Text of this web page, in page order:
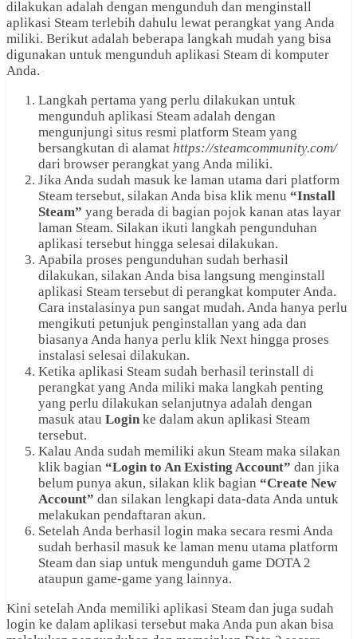
dilakukan adalah dengan mengunduh dan menginstall
aplikasi Steam terlebih dahulu lewat perangkat yang Anda
miliki. Berikut adalah beberapa langkah mudah yang bisa
digunakan untuk mengunduh aplikasi Steam di komputer
Anda.
Langkah pertama yang perlu dilakukan untuk
mengunduh aplikasi Steam adalah dengan
mengunjungi situs resmi platform Steam yang
bersangkutan di alamat https://steamcommunity.com/
dari browser perangkat yang Anda miliki.
Jika Anda sudah masuk ke laman utama dari platform
Steam tersebut, silakan Anda bisa klik menu “Install
Steam” yang berada di bagian pojok kanan atas layar
laman Steam. Silakan ikuti langkah pengunduhan
aplikasi tersebut hingga selesai dilakukan.
Apabila proses pengunduhan sudah berhasil
dilakukan, silakan Anda bisa langsung menginstall
aplikasi Steam tersebut di perangkat komputer Anda.
Cara instalasinya pun sangat mudah. Anda hanya perlu
mengikuti petunjuk penginstallan yang ada dan
biasanya Anda hanya perlu klik Next hingga proses
instalasi selesai dilakukan.
Ketika aplikasi Steam sudah berhasil terinstall di
perangkat yang Anda miliki maka langkah penting
yang perlu dilakukan selanjutnya adalah dengan
masuk atau Login ke dalam akun aplikasi Steam
tersebut.
Kalau Anda sudah memiliki akun Steam maka silakan
klik bagian “Login to An Existing Account” dan jika
belum punya akun, silakan klik bagian “Create New
Account” dan silakan lengkapi data-data Anda untuk
melakukan pendaftaran akun.
Setelah Anda berhasil login maka secara resmi Anda
sudah berhasil masuk ke laman menu utama platform
Steam dan siap untuk mengunduh game DOTA 2
ataupun game-game yang lainnya.
Kini setelah Anda memiliki aplikasi Steam dan juga sudah
login ke dalam aplikasi tersebut maka Anda pun akan bisa